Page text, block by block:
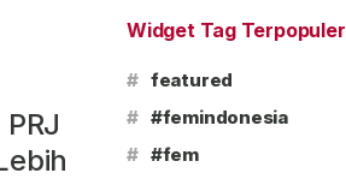
Widget Tag Terpopuler
# featured
# #femindonesia
# #fem